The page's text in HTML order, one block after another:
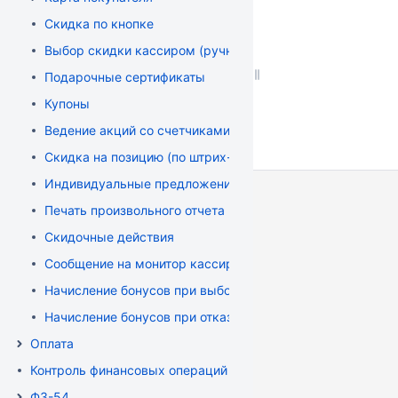
Скидка по кнопке
Выбор скидки кассиром (ручная скидка)
Подарочные сертификаты
Купоны
Ведение акций со счетчиками
Скидка на позицию (по штрих-коду)
Индивидуальные предложения по карте
Печать произвольного отчета
Скидочные действия
Сообщение на монитор кассира (макроподстановки)
Начисление бонусов при выборе определенного вида
Начисление бонусов при отказе от печати чека
Оплата
Контроль финансовых операций